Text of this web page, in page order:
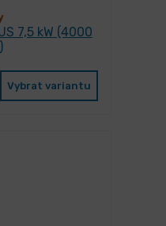
7,5 kW (4000
Vybrat variantu